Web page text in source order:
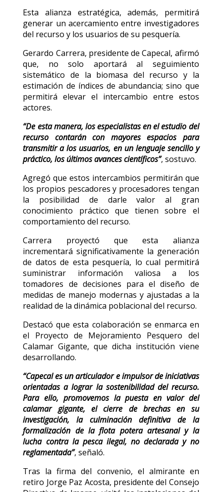
Esta alianza estratégica, además, permitirá
generar un acercamiento entre investigadores
del recurso y los usuarios de su pesquería.
Gerardo Carrera, presidente de Capecal, afirmó
que, no solo aportará al seguimiento
sistemático de la biomasa del recurso y la
estimación de índices de abundancia; sino que
permitirá elevar el intercambio entre estos
actores.
“De esta manera, los especialistas en el estudio del
recurso contarán con mayores espacios para
transmitir a los usuarios, en un lenguaje sencillo y
práctico, los últimos avances científicos”, sostuvo.
Agregó que estos intercambios permitirán que
los propios pescadores y procesadores tengan
la posibilidad de darle valor al gran
conocimiento práctico que tienen sobre el
comportamiento del recurso.
Carrera proyectó que esta alianza
incrementará significativamente la generación
de datos de esta pesquería, lo cual permitirá
suministrar información valiosa a los
tomadores de decisiones para el diseño de
medidas de manejo modernas y ajustadas a la
realidad de la dinámica poblacional del recurso.
Destacó que esta colaboración se enmarca en
el Proyecto de Mejoramiento Pesquero del
Calamar Gigante, que dicha institución viene
desarrollando.
“Capecal es un articulador e impulsor de iniciativas
orientadas a lograr la sostenibilidad del recurso.
Para ello, promovemos la puesta en valor del
calamar gigante, el cierre de brechas en su
investigación, la culminación definitiva de la
formalización de la flota potera artesanal y la
lucha contra la pesca ilegal, no declarada y no
reglamentada”, señaló.
Tras la firma del convenio, el almirante en
retiro Jorge Paz Acosta, presidente del Consejo